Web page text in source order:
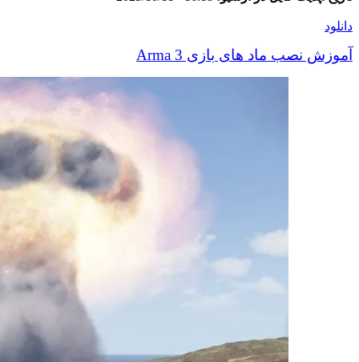
دانلود
آموزش نصب ماد های بازی Arma 3